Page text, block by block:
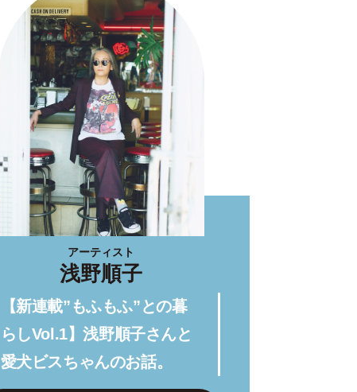
アーティスト
浅野順子
【新連載”もふもふ”との暮
らしVol.1】浅野順子さんと
愛犬ビスちゃんのお話。